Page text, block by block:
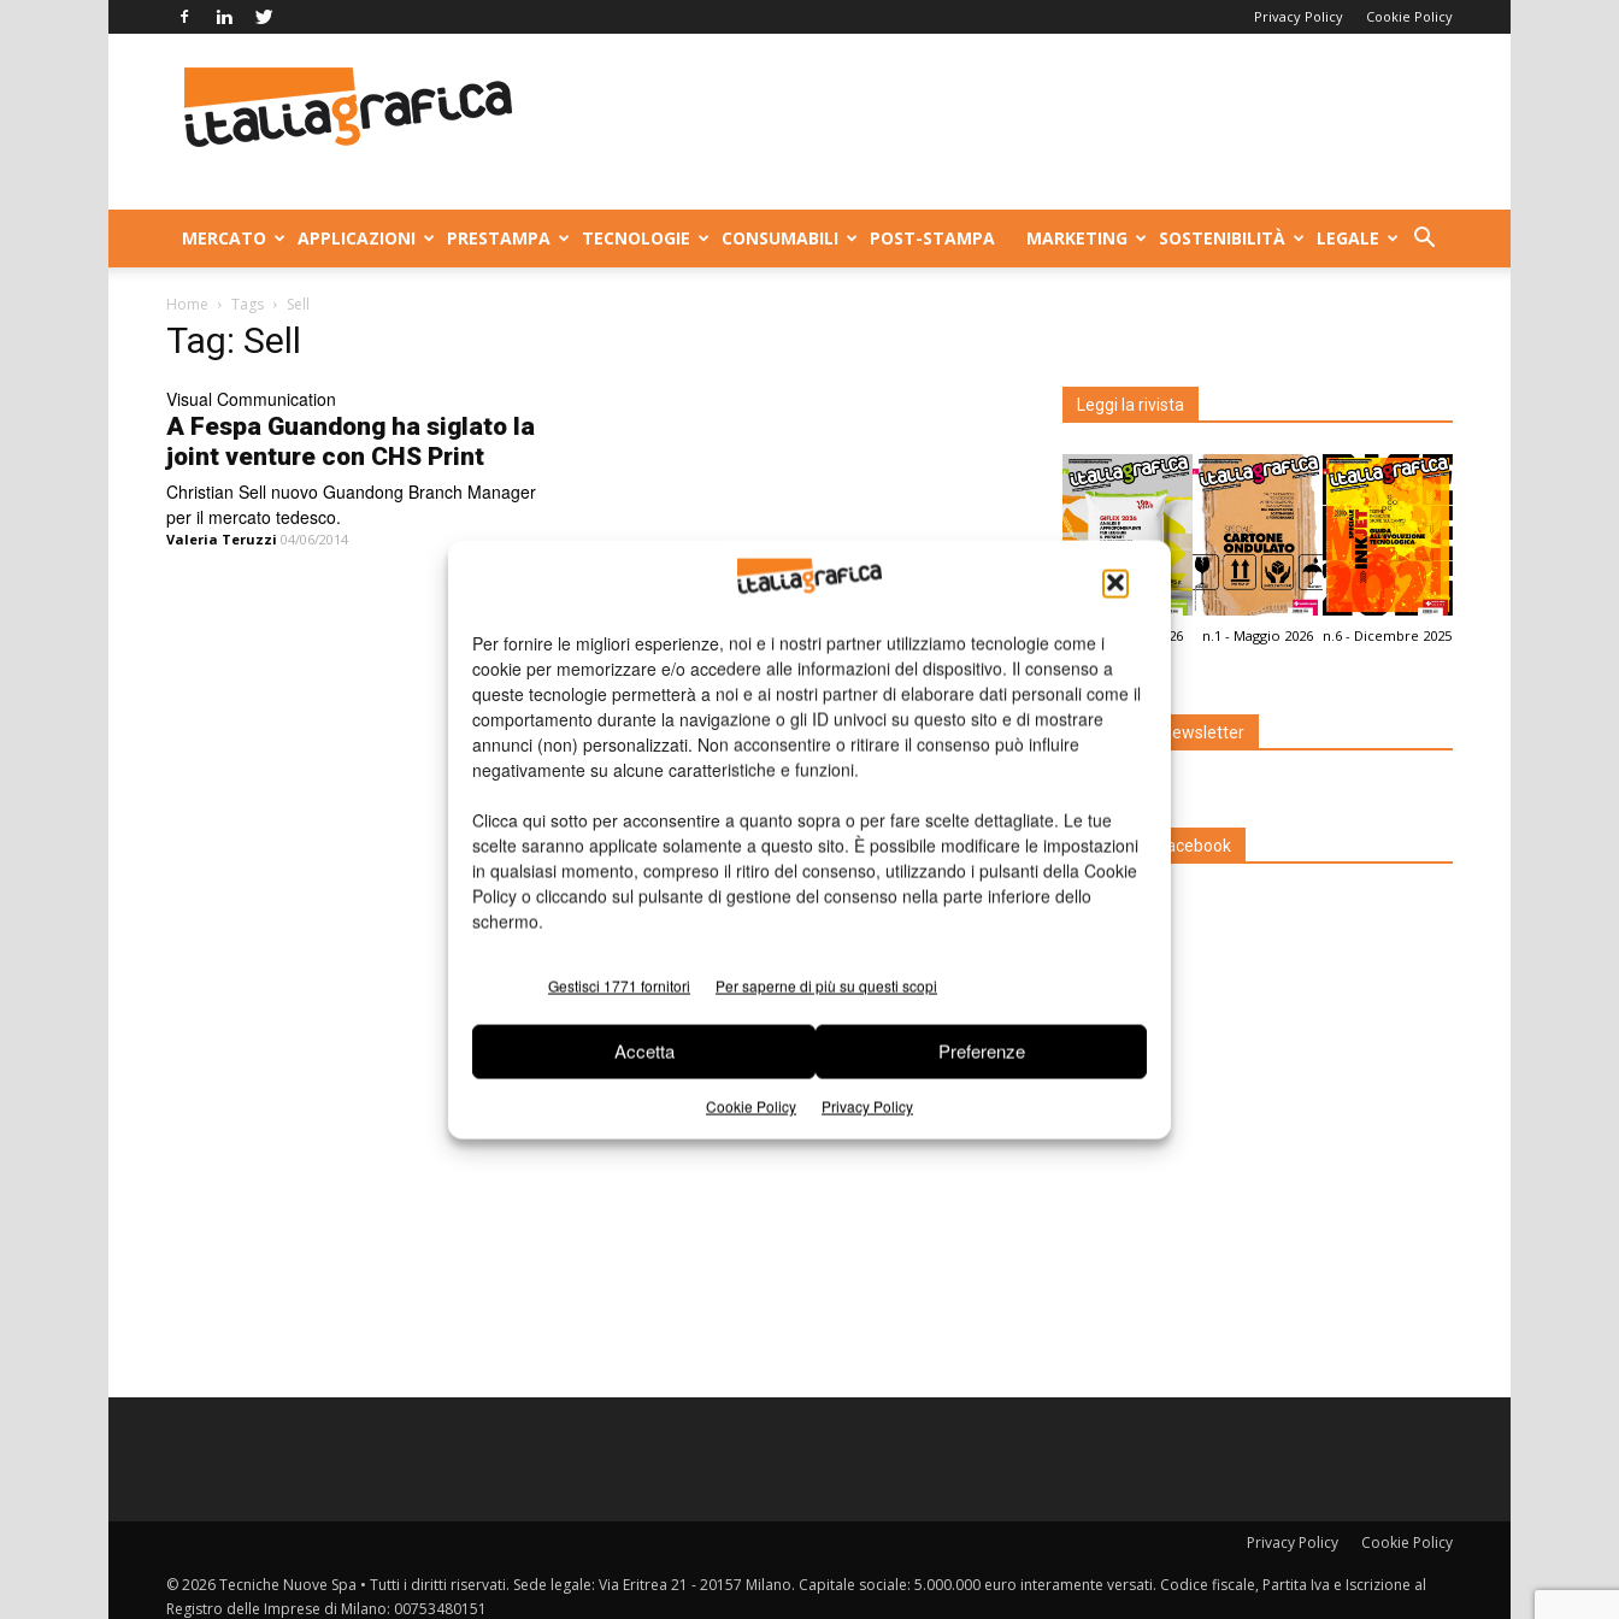
Per fornire le migliori esperienze, noi e i nostri partner utilizziamo tecnologie come i
cookie per memorizzare e/o accedere alle informazioni del dispositivo. Il consenso a
queste tecnologie permetterà a noi e ai nostri partner di elaborare dati personali come il
comportamento durante la navigazione o gli ID univoci su questo sito e di mostrare
annunci (non) personalizzati. Non acconsentire o ritirare il consenso può influire
negativamente su alcune caratteristiche e funzioni.
Clicca qui sotto per acconsentire a quanto sopra o per fare scelte dettagliate. Le tue
scelte saranno applicate solamente a questo sito. È possibile modificare le impostazioni
in qualsiasi momento, compreso il ritiro del consenso, utilizzando i pulsanti della Cookie
Policy o cliccando sul pulsante di gestione del consenso nella parte inferiore dello
schermo.
Gestisci 1771 fornitori Per saperne di più su questi scopi
Accetta Preferenze
Cookie Policy Privacy Policy
Privacy Policy Cookie Policy
Grafica
MERCATO APPLICAZIONI PRESTAMPA TECNOLOGIE CONSUMABILI POST-STAMPA MARKETING SOSTENIBILITÀ LEGALE
Home Tags Sell
Tag: Sell
Visual Communication
A Fespa Guandong ha siglato la
joint venture con CHS Print
Christian Sell nuovo Guandong Branch Manager
per il mercato tedesco.
Valeria Teruzzi 04/06/2014
Leggi la rivista
n.2 - Giugno 2026 n.1 - Maggio 2026 n.6 - Dicembre 2025
Edicola Web
Iscriviti alla newsletter
Seguici su Facebook
Privacy Policy Cookie Policy
© 2026 Tecniche Nuove Spa • Tutti i diritti riservati. Sede legale: Via Eritrea 21 - 20157 Milano. Capitale sociale: 5.000.000 euro interamente versati. Codice fiscale, Partita Iva e Iscrizione al
Registro delle Imprese di Milano: 00753480151